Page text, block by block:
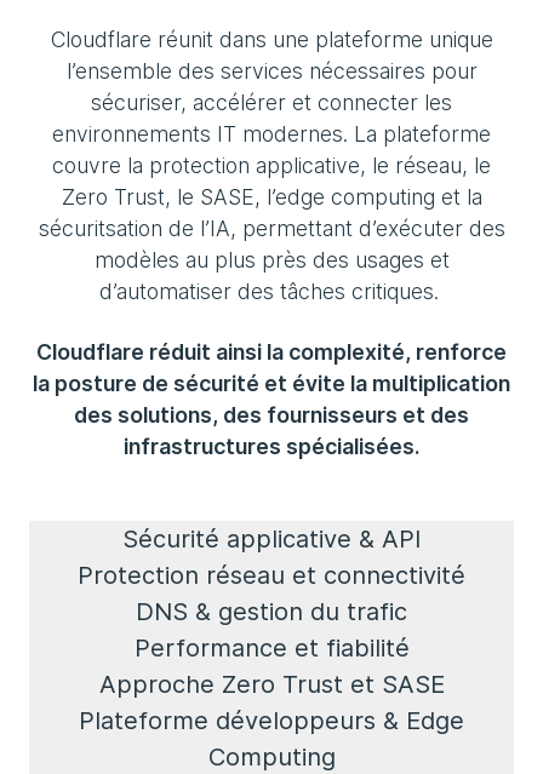
Cloudflare réunit dans une plateforme unique
l’ensemble des services nécessaires pour
sécuriser, accélérer et connecter les
environnements IT modernes. La plateforme
couvre la protection applicative, le réseau, le
Zero Trust, le SASE, l’edge computing et la
sécuritsation de l’IA, permettant d’exécuter des
modèles au plus près des usages et
d’automatiser des tâches critiques.
Cloudflare réduit ainsi la complexité, renforce
la posture de sécurité et évite la multiplication
des solutions, des fournisseurs et des
infrastructures spécialisées.
Sécurité applicative & API
Protection réseau et connectivité
DNS & gestion du trafic
Performance et fiabilité
Approche Zero Trust et SASE
Plateforme développeurs & Edge
Computing